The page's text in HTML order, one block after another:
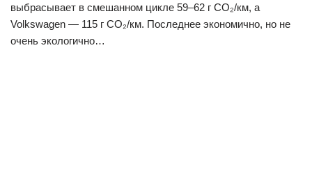
выбрасывает в смешанном цикле 59–62 г CO₂/км, а
Volkswagen — 115 г CO₂/км. Последнее экономично, но не
очень экологично…